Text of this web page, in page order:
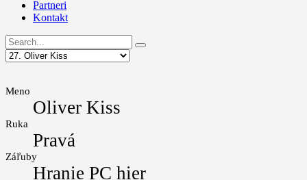
Partneri
Kontakt
Meno
Oliver Kiss
Ruka
Pravá
Záľuby
Hranie PC hier